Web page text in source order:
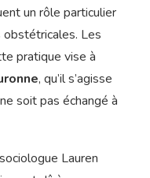
un rôle particulier
obstétricales. Les
pratique vise à
, qu’il s’agisse
soit pas échangé à
Lauren